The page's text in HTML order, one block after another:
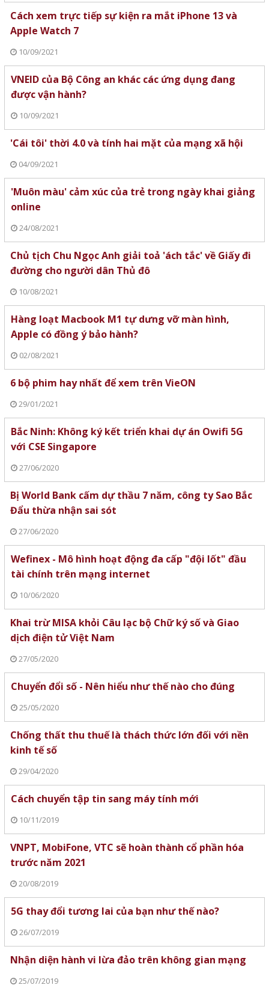
Cách xem trực tiếp sự kiện ra mắt iPhone 13 và
Apple Watch 7
10/09/2021
VNEID của Bộ Công an khác các ứng dụng đang
được vận hành?
10/09/2021
'Cái tôi' thời 4.0 và tính hai mặt của mạng xã hội
04/09/2021
'Muôn màu' cảm xúc của trẻ trong ngày khai giảng
online
24/08/2021
Chủ tịch Chu Ngọc Anh giải toả 'ách tắc' về Giấy đi
đường cho người dân Thủ đô
10/08/2021
Hàng loạt Macbook M1 tự dưng vỡ màn hình,
Apple có đồng ý bảo hành?
02/08/2021
6 bộ phim hay nhất để xem trên VieON
29/01/2021
Bắc Ninh: Không ký kết triển khai dự án Owifi 5G
với CSE Singapore
27/06/2020
Bị World Bank cấm dự thầu 7 năm, công ty Sao Bắc
Đẩu thừa nhận sai sót
27/06/2020
Wefinex - Mô hình hoạt động đa cấp "đội lốt" đầu
tài chính trên mạng internet
10/06/2020
Khai trừ MISA khỏi Câu lạc bộ Chữ ký số và Giao
dịch điện tử Việt Nam
27/05/2020
Chuyển đổi số - Nên hiểu như thế nào cho đúng
25/05/2020
Chống thất thu thuế là thách thức lớn đối với nền
kinh tế số
29/04/2020
Cách chuyển tập tin sang máy tính mới
10/11/2019
VNPT, MobiFone, VTC sẽ hoàn thành cổ phần hóa
trước năm 2021
20/08/2019
5G thay đổi tương lai của bạn như thế nào?
26/07/2019
Nhận diện hành vi lừa đảo trên không gian mạng
25/07/2019